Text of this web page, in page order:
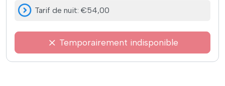
Tarif de nuit: €54,00
Temporairement indisponible